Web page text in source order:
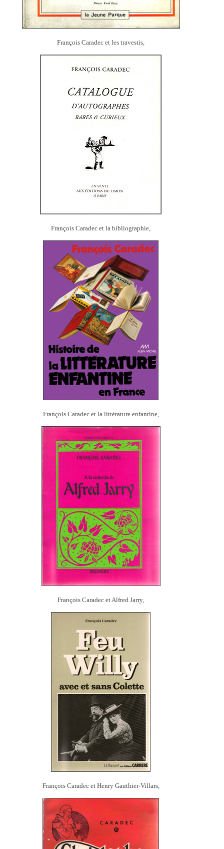
François Caradec et les travestis,
François Caradec et la bibliographie,
François Caradec et la littérature enfantine,
François Caradec et Alfred Jarry,
François Caradec et Henry Gauthier-Villars,